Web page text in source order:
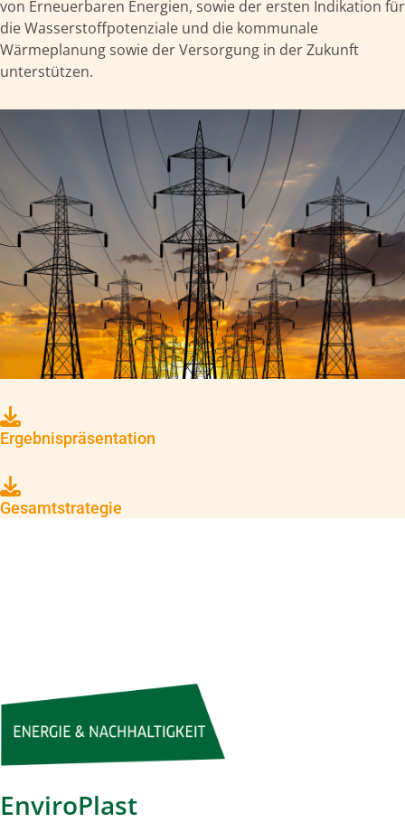
von Erneuerbaren Energien, sowie der ersten Indikation für
die Wasserstoffpotenziale und die kommunale
Wärmeplanung sowie der Versorgung in der Zukunft
unterstützen.
Ergebnispräsentation
Gesamtstrategie
EnviroPlast